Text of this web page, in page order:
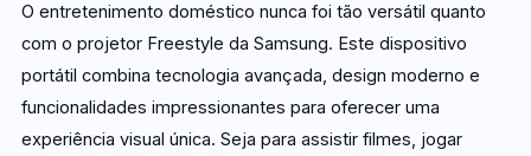
O entretenimento doméstico nunca foi tão versátil quanto
com o projetor Freestyle da Samsung. Este dispositivo
portátil combina tecnologia avançada, design moderno e
funcionalidades impressionantes para oferecer uma
experiência visual única. Seja para assistir filmes, jogar